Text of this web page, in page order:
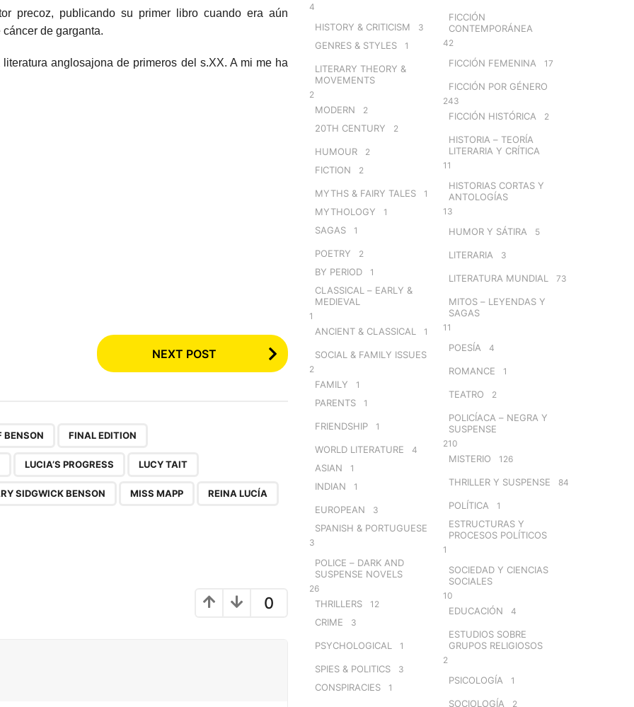
precoz, publicando su primer libro cuando era aún
cáncer de garganta.
anglosajona de primeros del s.XX. A mi me ha
NEXT POST
BENSON FINAL EDITION
LUCIA’S PROGRESS LUCY TAIT
SIDGWICK BENSON MISS MAPP REINA LUCÍA
0
4
HISTORY & CRITICISM 3
GENRES & STYLES 1
LITERARY THEORY &
MOVEMENTS
2
MODERN 2
20TH CENTURY 2
HUMOUR 2
FICTION 2
MYTHS & FAIRY TALES 1
MYTHOLOGY 1
SAGAS 1
POETRY 2
BY PERIOD 1
CLASSICAL – EARLY &
MEDIEVAL
1
ANCIENT & CLASSICAL 1
SOCIAL & FAMILY ISSUES
2
FAMILY 1
PARENTS 1
FRIENDSHIP 1
WORLD LITERATURE 4
ASIAN 1
INDIAN 1
EUROPEAN 3
SPANISH & PORTUGUESE
3
POLICE – DARK AND
SUSPENSE NOVELS
26
THRILLERS 12
CRIME 3
PSYCHOLOGICAL 1
SPIES & POLITICS 3
CONSPIRACIES 1
FICCIÓN
CONTEMPORÁNEA
42
FICCIÓN FEMENINA 17
FICCIÓN POR GÉNERO
243
FICCIÓN HISTÓRICA 2
HISTORIA – TEORÍA
LITERARIA Y CRÍTICA
11
HISTORIAS CORTAS Y
ANTOLOGÍAS
13
HUMOR Y SÁTIRA 5
LITERARIA 3
LITERATURA MUNDIAL 73
MITOS – LEYENDAS Y
SAGAS
11
POESÍA 4
ROMANCE 1
TEATRO 2
POLICÍACA – NEGRA Y
SUSPENSE
210
MISTERIO 126
THRILLER Y SUSPENSE 84
POLÍTICA 1
ESTRUCTURAS Y
PROCESOS POLÍTICOS
1
SOCIEDAD Y CIENCIAS
SOCIALES
10
EDUCACIÓN 4
ESTUDIOS SOBRE
GRUPOS RELIGIOSOS
2
PSICOLOGÍA 1
SOCIOLOGÍA 2